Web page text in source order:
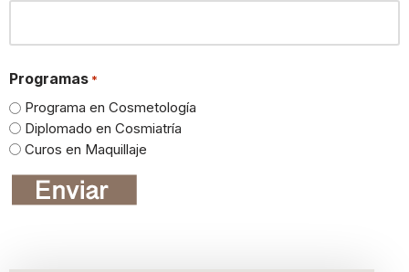
Programas *
Programa en Cosmetología
Diplomado en Cosmiatría
Curos en Maquillaje